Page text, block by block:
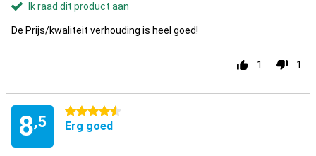
Ik raad dit product aan
De Prijs/kwaliteit verhouding is heel goed!
1 1
8,5
4.5 sterren
Erg goed